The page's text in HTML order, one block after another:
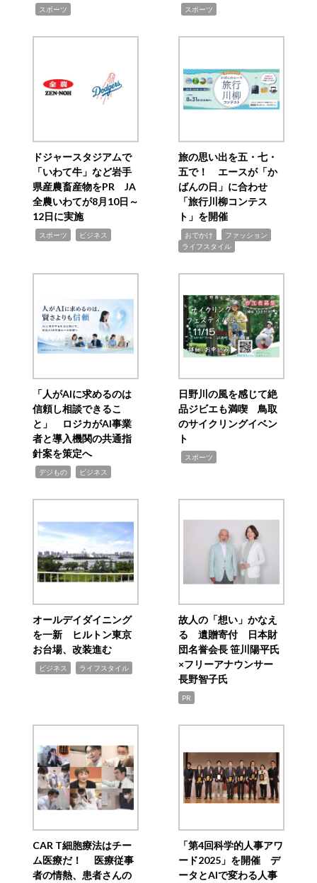
スポーツ スポーツ
ドジャースタジアムで
「いわて牛」など岩手
県産農畜産物をPR JA
全農いわてが8月10日～
12日に実施
スポーツ ビジネス
旅の思い出を五・七・
五で！ エースが「か
ばんの日」に合わせ
「旅行川柳コンテス
ト」を開催
おでかけ ファッション
ライフスタイル
「人がAIに求めるのは
信頼し相談できるこ
と」 ロジカがAI事業
者と導入機関の共通指
針案を策定へ
デジもの ビジネス
日野川の風を感じて絶
品ジビエも満喫 鳥取
のサイクリングイベン
ト
スポーツ
オールデイダイニング
を一新 ヒルトン東京
お台場、改装進む
ビジネス ライフスタイル
故人の「想い」かなえ
る 遺贈寄付 日本財
団名誉会長 笹川陽平氏
×フリーアナウンサー
長野智子氏
PR
CAR T細胞療法はチー
ム医療だ！ 医療従事
者の情熱、患者さんの
「第4回科学的人事アワ
ード2025」を開催 デ
ータとAIで変わる人事